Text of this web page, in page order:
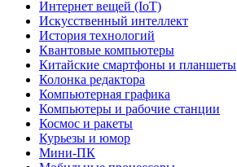
Интернет вещей (IoT)
Искусственный интеллект
История технологий
Квантовые компьютеры
Китайские смартфоны и планшеты
Колонка редактора
Компьютерная графика
Компьютеры и рабочие станции
Космос и ракеты
Курьезы и юмор
Мини-ПК